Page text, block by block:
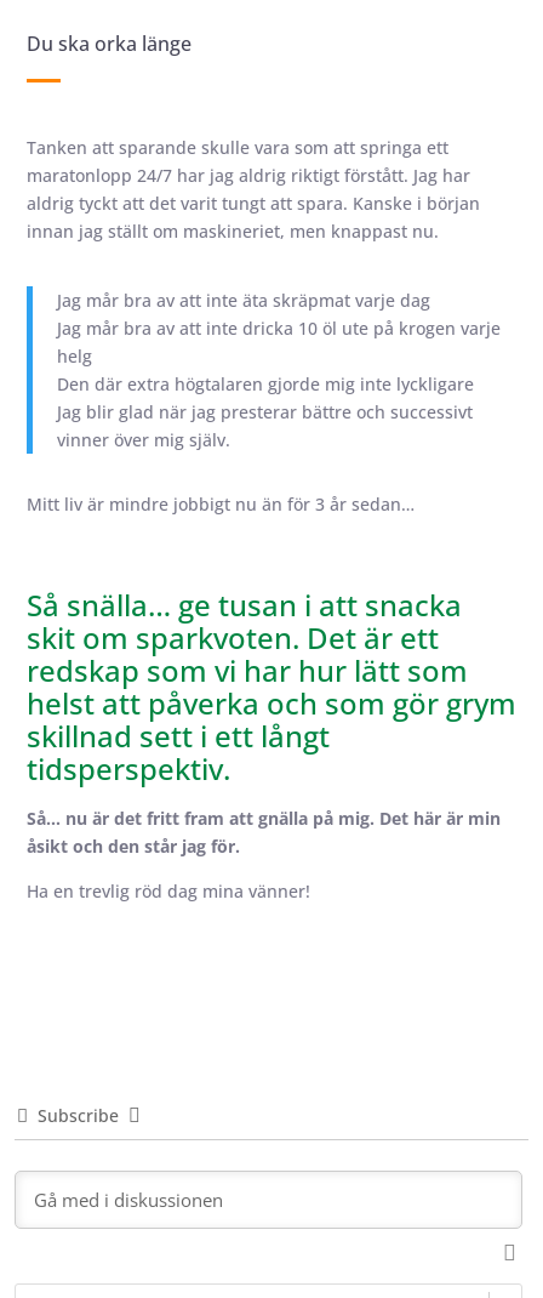
Du ska orka länge
Tanken att sparande skulle vara som att springa ett
maratonlopp 24/7 har jag aldrig riktigt förstått. Jag har
aldrig tyckt att det varit tungt att spara. Kanske i början
innan jag ställt om maskineriet, men knappast nu.
Jag mår bra av att inte äta skräpmat varje dag
Jag mår bra av att inte dricka 10 öl ute på krogen varje
helg
Den där extra högtalaren gjorde mig inte lyckligare
Jag blir glad när jag presterar bättre och successivt
vinner över mig själv.
Mitt liv är mindre jobbigt nu än för 3 år sedan…
Så snälla… ge tusan i att snacka
skit om sparkvoten. Det är ett
redskap som vi har hur lätt som
helst att påverka och som gör grym
skillnad sett i ett långt
tidsperspektiv.
Så… nu är det fritt fram att gnälla på mig. Det här är min
åsikt och den står jag för.
Ha en trevlig röd dag mina vänner!
Subscribe